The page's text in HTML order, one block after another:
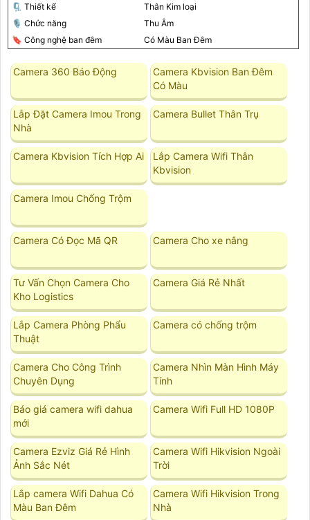
🗜️ Thiết kế
Thân Kim loại
🎙 Chức năng
Thu Âm
🔖 Công nghệ ban đêm
Có Màu Ban Ðêm
Camera 360 Báo Động
Camera Kbvision Ban Đêm
Có Màu
Lắp Đặt Camera Imou Trong
Nhà
Camera Bullet Thân Trụ
Camera Kbvision Tích Hợp Ai
Lắp Camera Wifi Thân
Kbvision
Camera Imou Chống Trộm
Camera Có Đọc Mã QR Camera Cho xe nâng
Tư Vấn Chọn Camera Cho
Kho Logistics
Camera Giá Rẻ Nhất
Lắp Camera Phòng Phẩu
Thuật
Camera có chống trộm
Camera Cho Công Trình
Chuyên Dụng
Camera Nhìn Màn Hình Máy
Tính
Báo giá camera wifi dahua
mới
Camera Wifi Full HD 1080P
Camera Ezviz Giá Rẻ Hình
Ảnh Sắc Nét
Camera Wifi Hikvision Ngoài
Trời
Lắp camera Wifi Dahua Có
Màu Ban Đêm
Camera Wifi Hikvision Trong
Nhà